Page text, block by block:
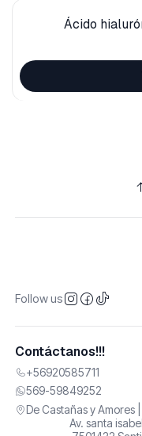
Ácido
Follow us
Contáctanos!!!
+56920585711
569-59849252
De Castañas y Amores
Av. santa